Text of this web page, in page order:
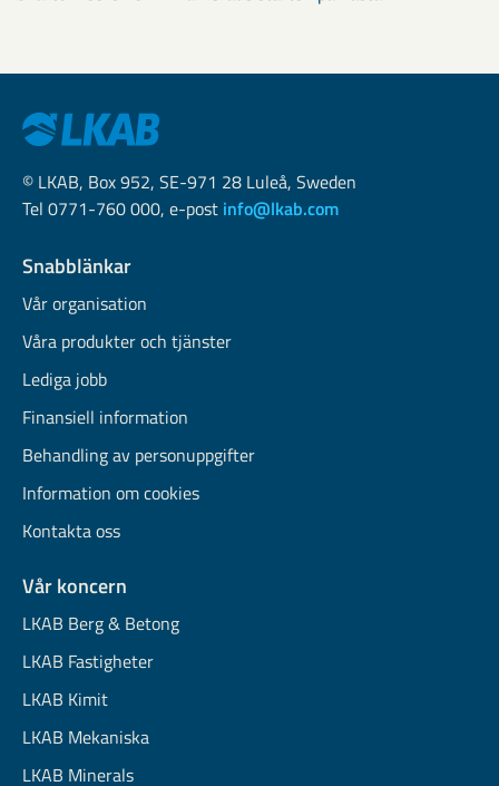
© LKAB, Box 952, SE-971 28 Luleå, Sweden
Tel 0771-760 000, e-post info@lkab.com
Snabblänkar
Vår organisation
Våra produkter och tjänster
Lediga jobb
Finansiell information
Behandling av personuppgifter
Information om cookies
Kontakta oss
Vår koncern
LKAB Berg & Betong
LKAB Fastigheter
LKAB Kimit
LKAB Mekaniska
LKAB Minerals